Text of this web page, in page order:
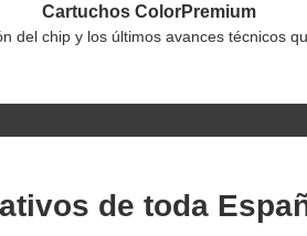
Cartuchos ColorPremium
del chip y los últimos avances técnicos
de toda